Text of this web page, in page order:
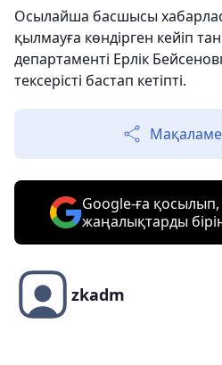
Осылайша басшысы
қылмауға көндірген кейіп
департаменті Ерлік
тексерісті бастап кетіпті.
Google-ға қосылып,
жаңалықтарды
zkadm